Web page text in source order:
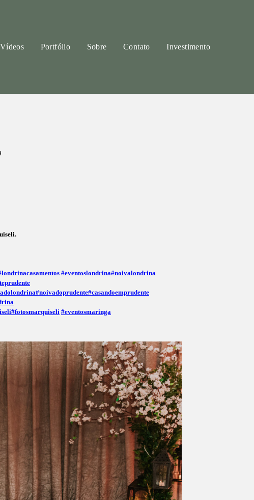
Vídeos Portfólio Sobre Contato Investimento
#eventoslondrina#noivalondrina
#noivadoprudente#casandoemprudente
#fotosmarquiseli #eventosmaringa